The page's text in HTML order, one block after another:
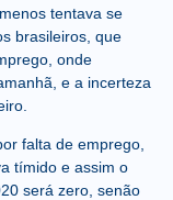
tentava se
brasileiros, que
onde
e a incerteza
falta de emprego,
tímido e assim o
será zero, senão